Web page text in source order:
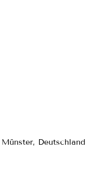
Deutschland